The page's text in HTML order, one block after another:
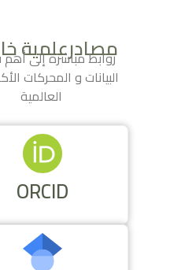
مصادرعلمية
روابط مباشرة إلى
البيانات و المحركات
ORCID